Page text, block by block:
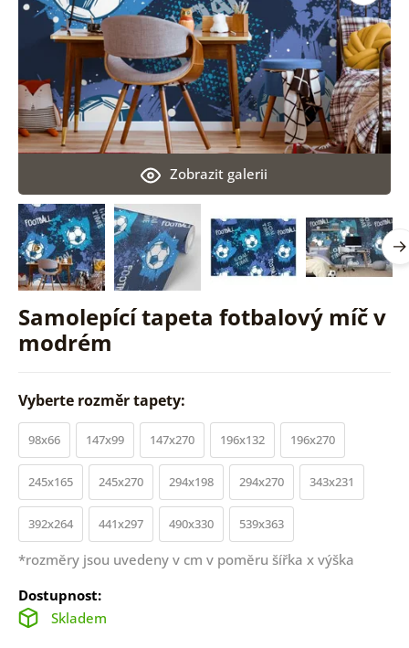
Samolepící tapeta fotbalový míč v
modrém
Zobrazit galerii
Vyberte rozměr tapety:
98x66 147x99 147x270 196x132 196x270
245x165 245x270 294x198 294x270 343x231
392x264 441x297 490x330 539x363
*rozměry jsou uvedeny v cm v poměru šířka x výška
Dostupnost:
Skladem